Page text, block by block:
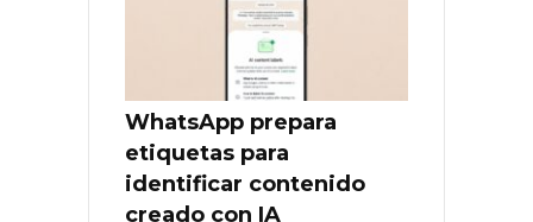
WhatsApp prepara
etiquetas para
identificar contenido
creado con IA